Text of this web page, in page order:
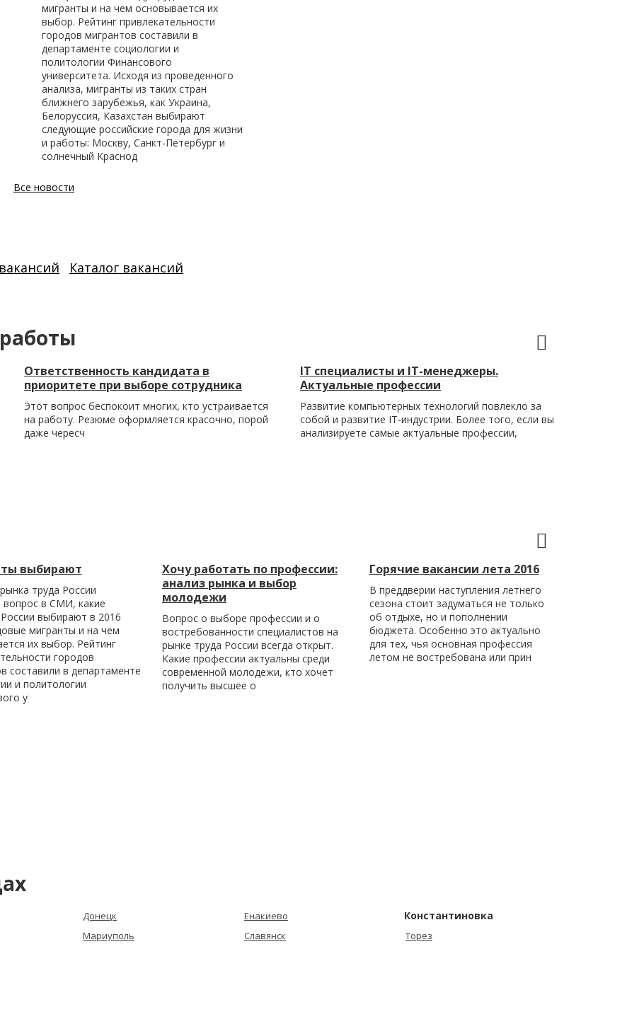
мигранты и на чем основывается их
выбор. Рейтинг привлекательности
городов мигрантов составили в
департаменте социологии и
политологии Финансового
университета. Исходя из проведенного
анализа, мигранты из таких стран
ближнего зарубежья, как Украина,
Белоруссия, Казахстан выбирают
следующие российские города для жизни
и работы: Москву, Санкт-Петербург и
солнечный Краснод
Все новости
Каталог вакансий
Ответственность кандидата в
приоритете при выборе сотрудника
Этот вопрос беспокоит многих, кто устраивается
на работу. Резюме оформляется красочно, порой
даже чересч
IT специалисты и IT-менеджеры.
Актуальные профессии
Развитие компьютерных технологий повлекло за
собой и развитие IT-индустрии. Более того, если вы
анализируете самые актуальные профессии,
выбирают
труда России
вопрос в СМИ, какие
выбирают в 2016
мигранты и на чем
их выбор. Рейтинг
городов
составили в департаменте
и политологии
у
Хочу работать по профессии:
анализ рынка и выбор
молодежи
Вопрос о выборе профессии и о
востребованности специалистов на
рынке труда России всегда открыт.
Какие профессии актуальны среди
современной молодежи, кто хочет
получить высшее о
Горячие вакансии лета 2016
В преддверии наступления летнего
сезона стоит задуматься не только
об отдыхе, но и пополнении
бюджета. Особенно это актуально
для тех, чья основная профессия
летом не востребована или прин
Донецк Енакиево Константиновка
Мариуполь Славянск
Торез